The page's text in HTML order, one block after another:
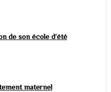
de son école d’été
maternel